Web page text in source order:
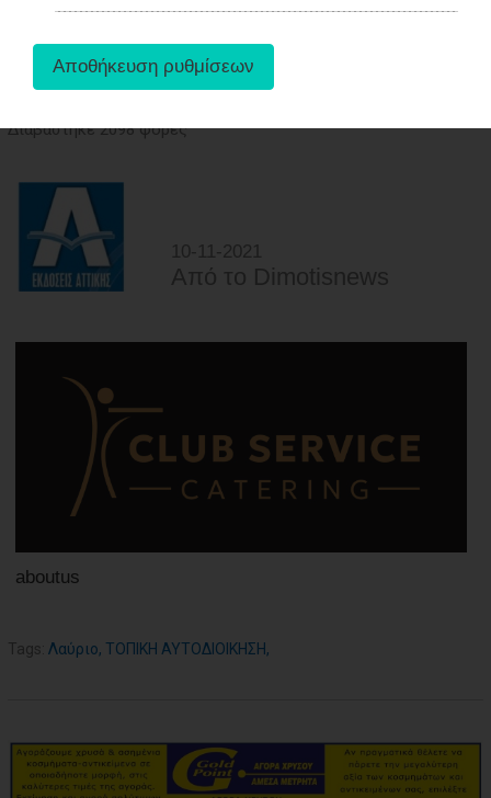
ΔΗΜΟΣ ΛΑΥΡΕΩΤΙΚΗΣ: Δήλωση του
Δήμαρχου Δημήτρη Λουκά για τον
ορισμό των Αντιδημάρχων
Διαβάστηκε 2098 φορές
10-11-2021
Από τo Dimotisnews
aboutus
Tags: Λαύριο, ΤΟΠΙΚΗ ΑΥΤΟΔΙΟΙΚΗΣΗ,